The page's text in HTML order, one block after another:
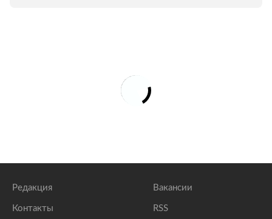
Редакция
Контакты
Вакансии
RSS